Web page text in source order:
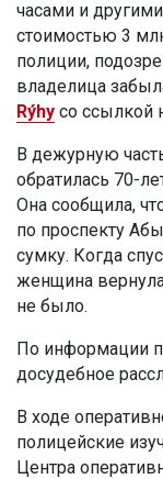
часами и
стоимостью 3
полиции,
владелица
Rýhy со ссылкой
В дежурную
обратилась 70-
Она сообщила,
по проспекту
сумку. Когда
женщина
не было.
По информации
досудебное
В ходе
полицейские
Центра